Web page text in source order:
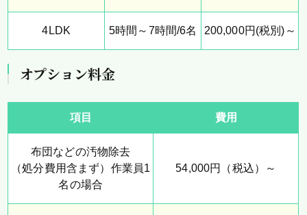
4LDK 5時間～7時間/6名 200,000円(税別)～
オプション料金
項目 費用
布団などの汚物除去
（処分費用含まず）作業員1
名の場合
54,000円（税込）～